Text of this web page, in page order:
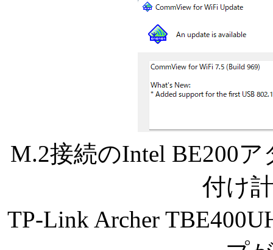
M.2接続のIntel BE200
付け
TP-Link Archer